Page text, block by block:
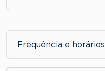
Frequência e horários